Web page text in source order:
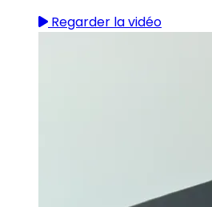
Regarder la vidéo